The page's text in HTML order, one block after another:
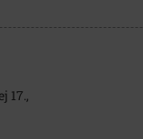
17.,